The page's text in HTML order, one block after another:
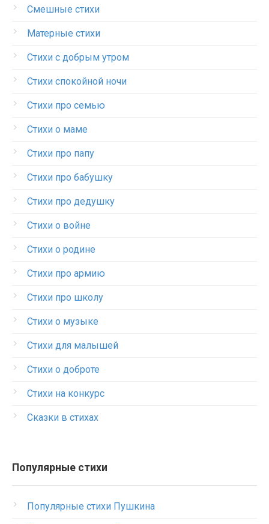
Смешные стихи
Матерные стихи
Стихи с добрым утром
Стихи спокойной ночи
Стихи про семью
Стихи о маме
Стихи про папу
Стихи про бабушку
Стихи про дедушку
Стихи о войне
Стихи о родине
Стихи про армию
Стихи про школу
Стихи о музыке
Стихи для малышей
Стихи о доброте
Стихи на конкурс
Сказки в стихах
Популярные стихи
Популярные стихи Пушкина